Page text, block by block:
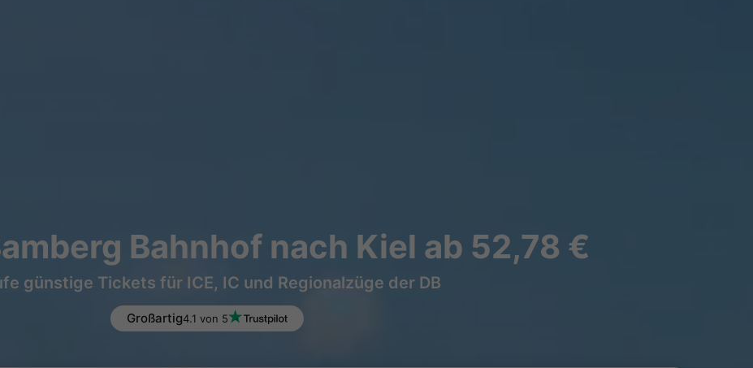
Bahnhof nach Kiel ab 52,78 €
günstige Tickets für ICE, IC und Regionalzüge der DB
Großartig4.1 von 5